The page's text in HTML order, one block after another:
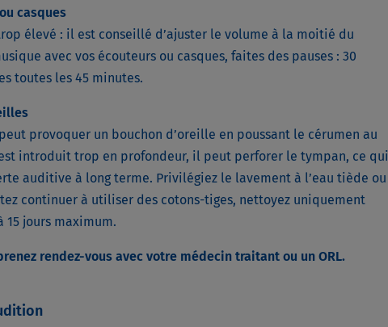
casques
élevé : il est conseillé d’ajuster le volume à la moitié du
avec vos écouteurs ou casques, faites des pauses : 30
toutes les 45 minutes.
provoquer un bouchon d’oreille en poussant le cérumen au
introduit trop en profondeur, il peut perforer le tympan, ce qui
auditive à long terme. Privilégiez le lavement à l’eau tiède ou
continuer à utiliser des cotons-tiges, nettoyez uniquement
15 jours maximum.
rendez-vous avec votre médecin traitant ou un ORL.